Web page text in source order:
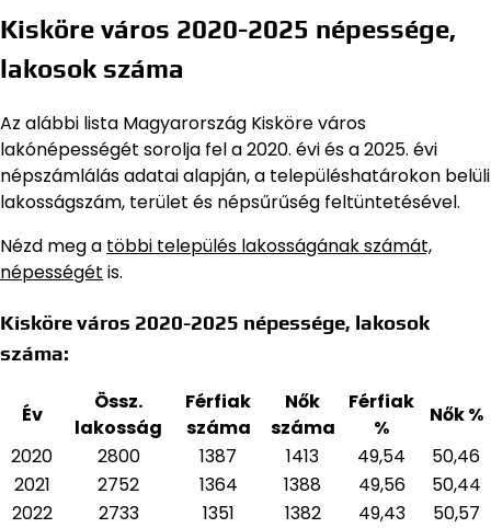
Kisköre város 2020-2025 népessége,
lakosok száma
Az alábbi lista Magyarország Kisköre város
lakónépességét sorolja fel a 2020. évi és a 2025. évi
népszámlálás adatai alapján,a településhatárokon belüli
lakosságszám, terület és népsűrűség feltüntetésével.
Nézd meg a többi település lakosságának számát,
népességét is.
Kisköre város 2020-2025 népessége, lakosok
száma:
Év
Össz.
lakosság
Férfiak
száma
Nők
száma
Férfiak
%
Nők %
2020
2800 1387 1413 49,54
50,46
2021
2752 1364 1388 49,56
50,44
2022
2733 1351 1382 49,43
50,57